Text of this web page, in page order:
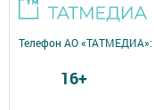
Телефон АО «ТАТМЕДИА»:
16+